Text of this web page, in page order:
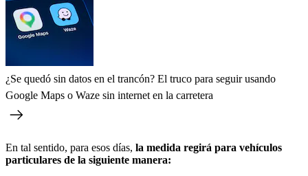
¿Se quedó sin datos en el trancón? El truco para seguir usando
Google Maps o Waze sin internet en la carretera
En tal sentido, para esos días, la medida regirá para vehículos
particulares de la siguiente manera: